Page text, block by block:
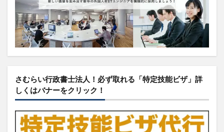
さむらい行政書士法人！必ず取れる「特定技能ビザ」詳
しくはバナーをクリック！